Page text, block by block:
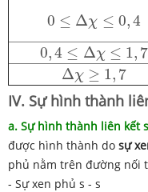
0 ≤ Δχ ≤ 0,4
0 ≤Δ χ≤0 4
0,4 ≤ Δχ ≤ 1, 7
0,4≤Δχ≤1,7
Δχ ≥ 1, 7
Δχ≥1,7
IV. Sự hình thành
a. Sự hình thành liên kết
được hình thành do sự
phủ nằm trên đường nối
- Sự xen phủ s - s